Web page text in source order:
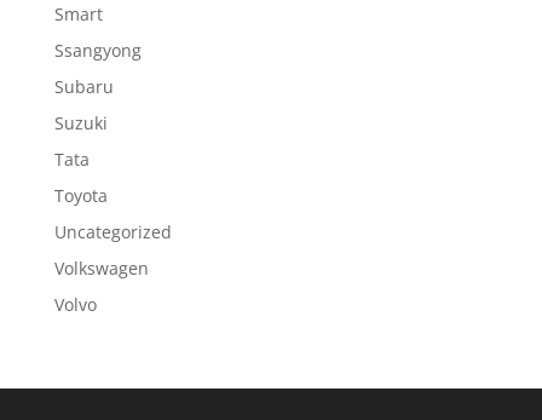
Smart
Ssangyong
Subaru
Suzuki
Tata
Toyota
Uncategorized
Volkswagen
Volvo